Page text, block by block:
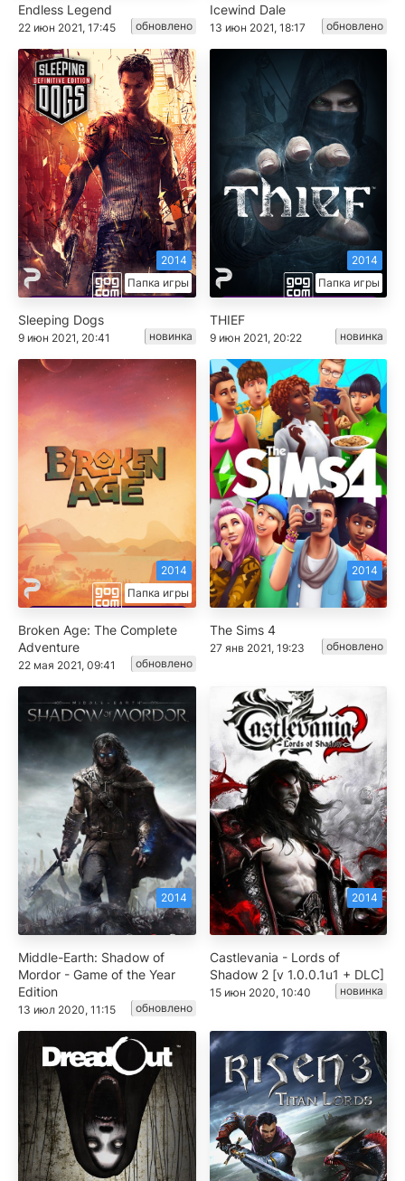
Endless Legend
22 июн 2021, 17:45 обновлено
Icewind Dale
13 июн 2021, 18:17 обновлено
Папка игры
2014
Sleeping Dogs
9 июн 2021, 20:41 новинка
Папка игры
2014
THIEF
9 июн 2021, 20:22 новинка
Папка игры
2014
Broken Age: The Complete
Adventure
22 мая 2021, 09:41 обновлено
2014
The Sims 4
27 янв 2021, 19:23 обновлено
2014
Middle-Earth: Shadow of
Mordor - Game of the Year
Edition
13 июл 2020, 11:15 обновлено
2014
Castlevania - Lords of
Shadow 2 [v 1.0.0.1u1 + DLC]
15 июн 2020, 10:40 новинка